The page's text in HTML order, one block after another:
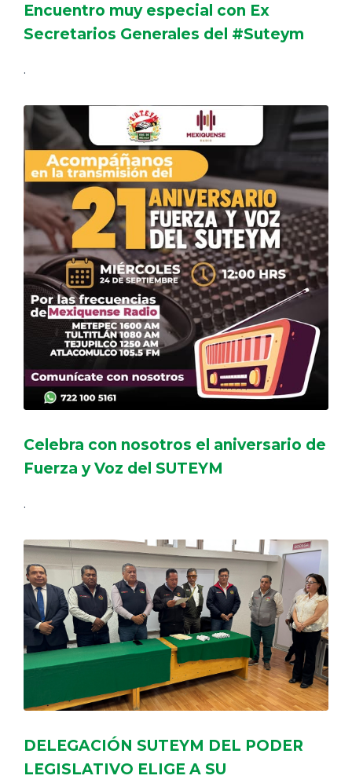
Encuentro muy especial con Ex
Secretarios Generales del #Suteym
.
Celebra con nosotros el aniversario de
Fuerza y Voz del SUTEYM
.
DELEGACIÓN SUTEYM DEL PODER
LEGISLATIVO ELIGE A SU